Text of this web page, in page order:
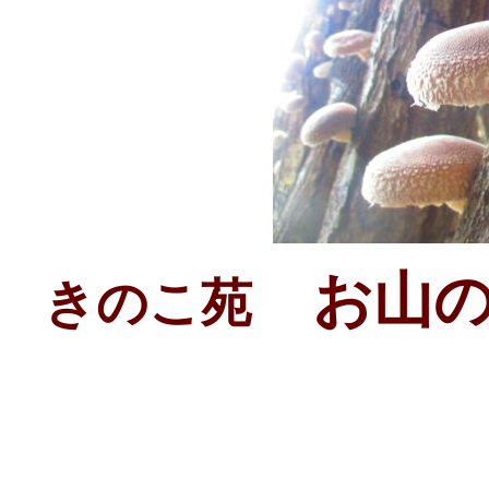
きのこ苑お山の